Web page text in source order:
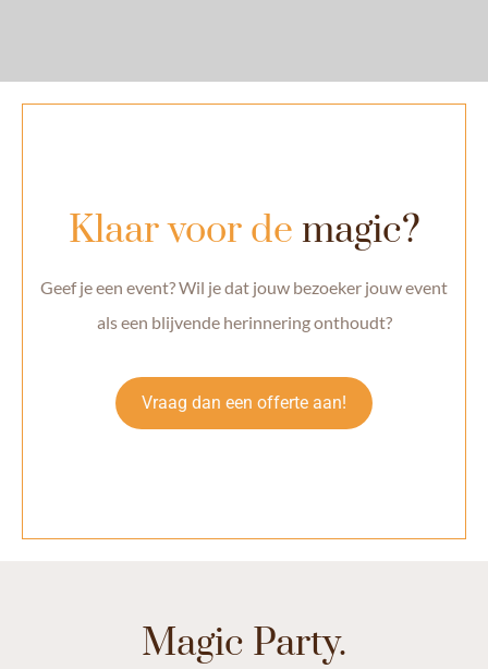
Klaar voor de magic?
Geef je een event? Wil je dat jouw bezoeker jouw event
als een blijvende herinnering onthoudt?
Vraag dan een offerte aan!
Magic Party.